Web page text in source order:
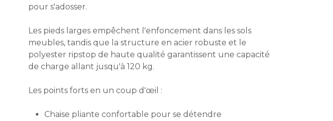
pour s'adosser.
Les pieds larges empêchent l'enfoncement dans les sols
meubles, tandis que la structure en acier robuste et le
polyester ripstop de haute qualité garantissent une capacité
de charge allant jusqu'à 120 kg.
Les points forts en un coup d'œil :
Chaise pliante confortable pour se détendre